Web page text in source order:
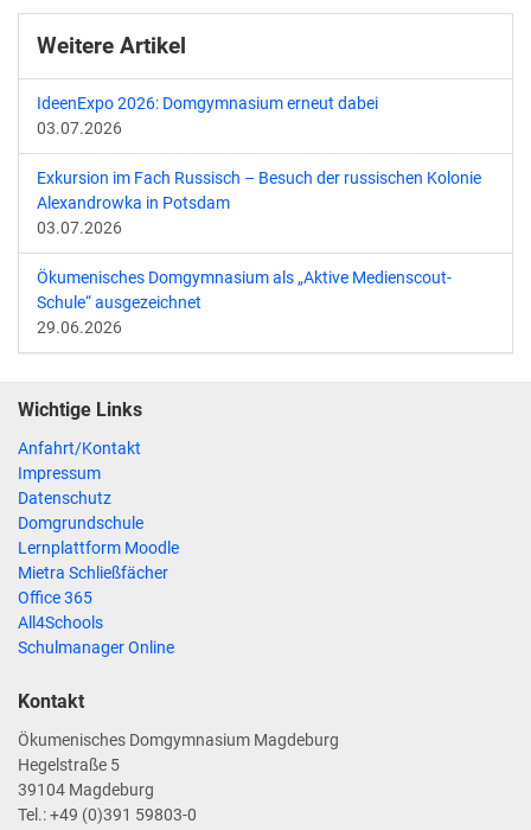
Weitere Artikel
IdeenExpo 2026: Domgymnasium erneut dabei
03.07.2026
Exkursion im Fach Russisch – Besuch der russischen Kolonie
Alexandrowka in Potsdam
03.07.2026
Ökumenisches Domgymnasium als „Aktive Medienscout-
Schule“ ausgezeichnet
29.06.2026
Wichtige Links
Anfahrt/Kontakt
Impressum
Datenschutz
Domgrundschule
Lernplattform Moodle
Mietra Schließfächer
Office 365
All4Schools
Schulmanager Online
Kontakt
Ökumenisches Domgymnasium Magdeburg
Hegelstraße 5
39104 Magdeburg
Tel.: +49 (0)391 59803-0